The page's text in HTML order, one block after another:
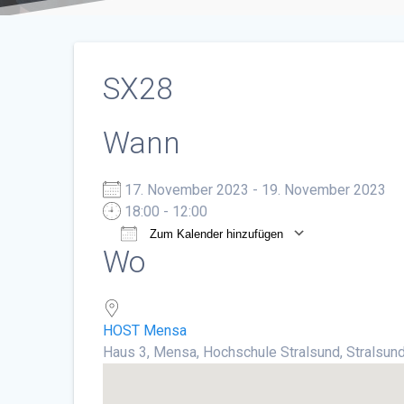
SX28
Wann
17. November 2023 - 19. November 2023
18:00 - 12:00
Zum Kalender hinzufügen
ICS herunterladen
Wo
HOST Mensa
Haus 3, Mensa, Hochschule Stralsund,